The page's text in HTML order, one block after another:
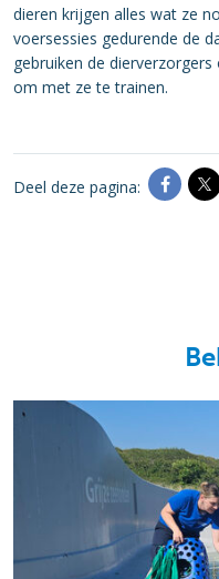
dieren krijgen alles wat ze
voersessies gedurende de
gebruiken de
om met ze te trainen.
Deel deze pagina: